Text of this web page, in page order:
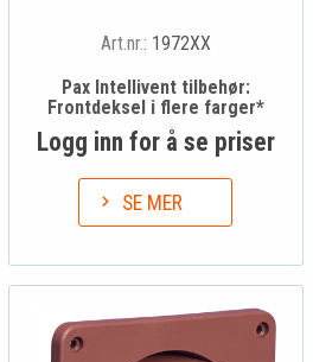
Art.nr.: 1972XX
Pax Intellivent tilbehør:
Frontdeksel i flere farger*
Logg inn for å se priser
SE MER